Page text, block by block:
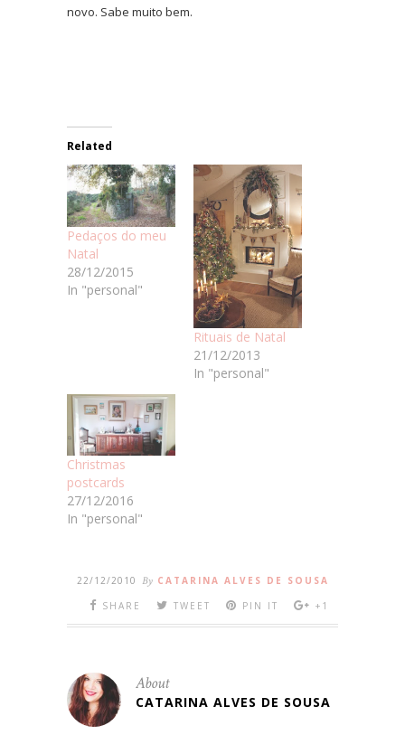
novo. Sabe muito bem.
Related
Pedaços do meu
Natal
28/12/2015
In "personal"
Rituais de Natal
21/12/2013
In "personal"
Christmas
postcards
27/12/2016
In "personal"
22/12/2010 By CATARINA ALVES DE SOUSA
SHARE
TWEET PIN IT +1
About
CATARINA ALVES DE SOUSA